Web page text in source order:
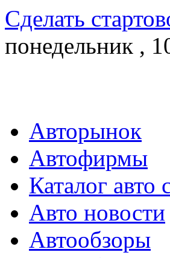
Сделать
понедельник ,
Авторынок
Автофирмы
Каталог авто
Авто новости
Автообзоры